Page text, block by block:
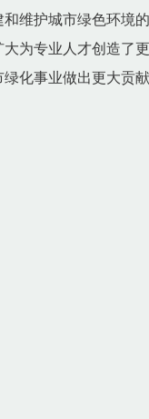
维护城市绿色环境
为专业人才创造了
化事业做出更大贡献